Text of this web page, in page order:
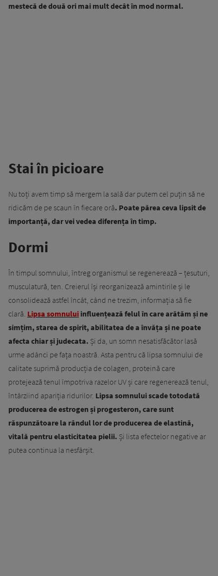
mestecă de două ori mai mult decât în mod normal.
Stai în picioare
Nu toți avem timp să mergem la sală dar putem cel puțin să ne
ridicăm de pe scaun în fiecare oră. Poate părea ceva lipsit de
importanță, dar vei vedea diferența în timp.
Dormi
În timpul somnului, întreg organismul se regenerează – țesuturi,
musculatură, ten. Creierul își reorganizează amintirile și le
consolidează astfel încât, când ne trezim, informația să fie
clară. Lipsa somnului influențează felul în care arătăm și ne
simțim, starea de spirit, abilitatea de a învăța și ne poate
afecta chiar și judecata. Și da, un somn nesatisfăcător lasă
urme adânci pe fața noastră. Asta pentru că lipsa somnului de
calitate suprimă producția de colagen, proteină care
protejează tenul împotriva razelor UV și care regenerează tenul,
întârziind apariția ridurilor. Lipsa somnului scade totodată
producerea de estrogen și progesteron, care sunt
răspunzătoare la rândul lor de producerea de elastină,
vitală pentru elasticitatea pielii. Și lista efectelor negative ar
putea continua la nesfârșit.